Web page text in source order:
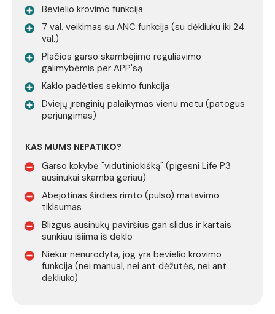
Bevielio krovimo funkcija
7 val. veikimas su ANC funkcija (su dėkliuku iki 24
val.)
Plačios garso skambėjimo reguliavimo
galimybėmis per APP'są
Kaklo padėties sekimo funkcija
Dviejų įrenginių palaikymas vienu metu (patogus
perjungimas)
KAS MUMS NEPATIKO?
Garso kokybė "vidutiniokišką" (pigesni Life P3
ausinukai skamba geriau)
Abejotinas širdies rimto (pulso) matavimo
tiklsumas
Blizgus ausinukų paviršius gan slidus ir kartais
sunkiau išiima iš dėklo
Niekur nenurodyta, jog yra bevielio krovimo
funkcija (nei manual, nei ant dėžutės, nei ant
dėkliuko)